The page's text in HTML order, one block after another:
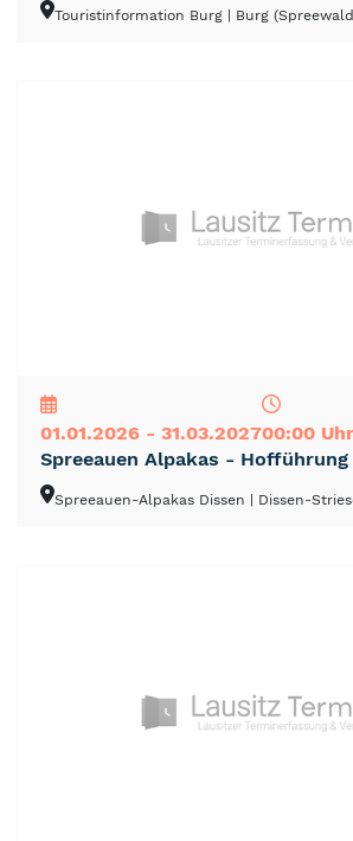
Touristinformation Burg | Burg
01.01.2026 - 31.03.202700:00 Uhr
Spreeauen Alpakas - Hofführung
Spreeauen-Alpakas Dissen | Dissen-